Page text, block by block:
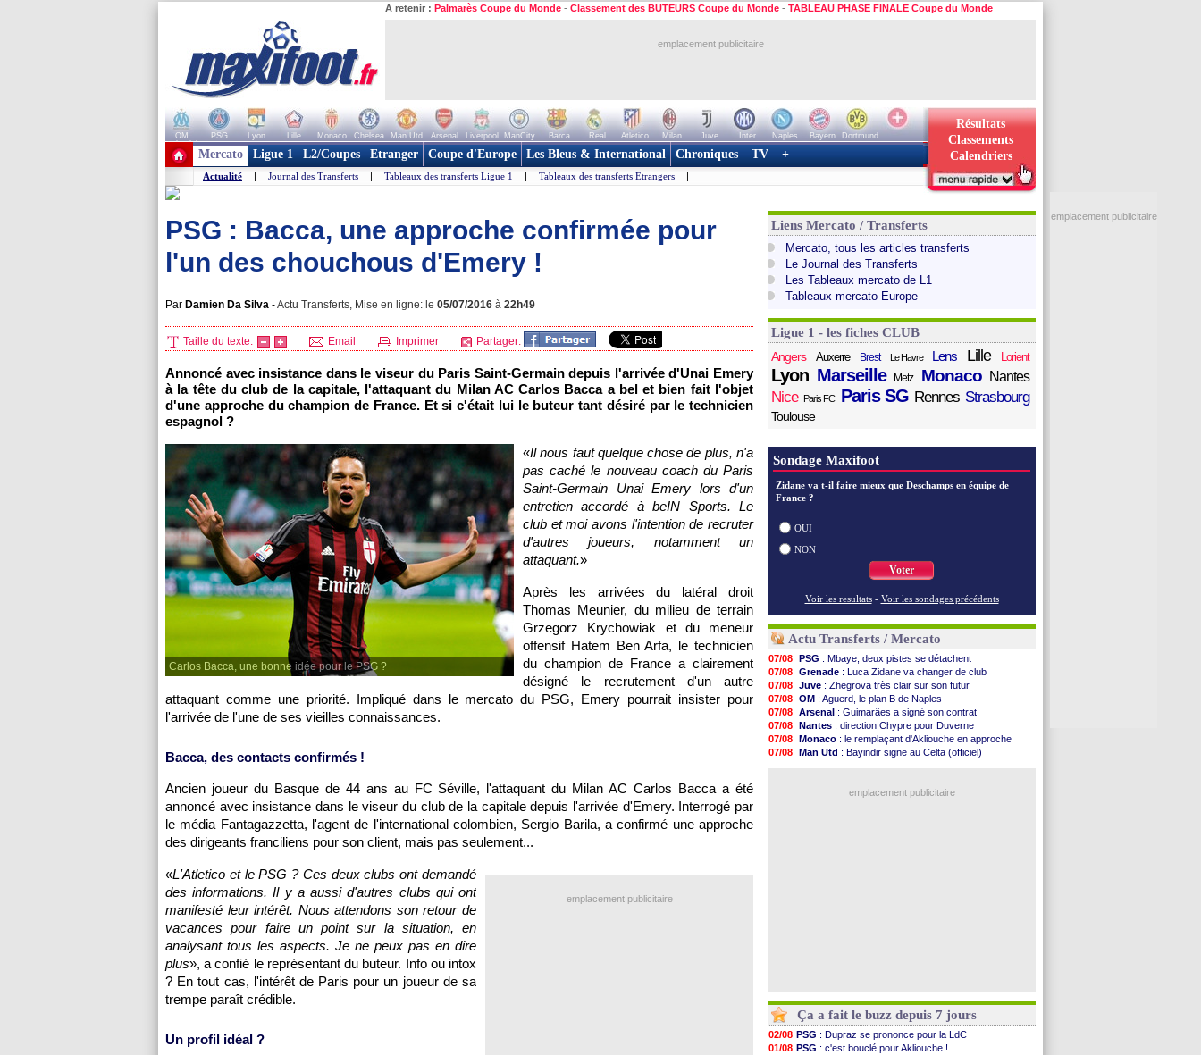
A retenir : Palmarès Coupe du Monde - Classement des BUTEURS Coupe du Monde - TABLEAU PHASE FINALE Coupe du Monde
emplacement publicitaire
OM PSG Lyon Lille Monaco Chelsea Man Utd Arsenal Liverpool ManCity Barca Real Atletico Milan Juve Inter Naples Bayern
Dortmund
+ de clubs
Résultats
Classements
Calendriers
Mercato Ligue 1 L2/Coupes Etranger Coupe d'Europe Les Bleus & International Chroniques TV +
Actualité | Journal des Transferts | Tableaux des transferts Ligue 1 | Tableaux des transferts Etrangers |
PSG : Bacca, une approche confirmée pour
l'un des chouchous d'Emery !
Par Damien Da Silva -Actu Transferts, Mise en ligne: le 05/07/2016 à 22h49
Taille du texte: Email Imprimer Partager:
Annoncé avec insistance dans le viseur du Paris Saint-Germain depuis l'arrivée d'Unai Emery
à la tête du club de la capitale, l'attaquant du Milan AC Carlos Bacca a bel et bien fait l'objet
d'une approche du champion de France. Et si c'était lui le buteur tant désiré par le technicien
espagnol ?
Carlos Bacca, une bonne idée pour le PSG ?
«Il nous faut quelque chose de plus, n'a
pas caché le nouveau coach du Paris
Saint-Germain Unai Emery lors d'un
entretien accordé à beIN Sports. Le
club et moi avons l'intention de recruter
d'autres joueurs, notamment un
attaquant.»
Après les arrivées du latéral droit
Thomas Meunier, du milieu de terrain
Grzegorz Krychowiak et du meneur
offensif Hatem Ben Arfa, le technicien
du champion de France a clairement
désigné le recrutement d'un autre
attaquant comme une priorité. Impliqué dans le mercato du PSG, Emery pourrait insister pour
l'arrivée de l'une de ses vieilles connaissances.
Bacca, des contacts confirmés !
Ancien joueur du Basque de 44 ans au FC Séville, l'attaquant du Milan AC Carlos Bacca a été
annoncé avec insistance dans le viseur du club de la capitale depuis l'arrivée d'Emery. Interrogé par
le média Fantagazzetta, l'agent de l'international colombien, Sergio Barila, a confirmé une approche
des dirigeants franciliens pour son client, mais pas seulement...
emplacement publicitaire
«L'Atletico et le PSG ? Ces deux clubs ont demandé
des informations. Il y a aussi d'autres clubs qui ont
manifesté leur intérêt. Nous attendons son retour de
vacances pour faire un point sur la situation, en
analysant tous les aspects. Je ne peux pas en dire
plus», a confié le représentant du buteur. Info ou intox
? En tout cas, l'intérêt de Paris pour un joueur de sa
trempe paraît crédible.
Un profil idéal ?
Liens Mercato / Transferts
Mercato, tous les articles transferts
Le Journal des Transferts
Les Tableaux mercato de L1
Tableaux mercato Europe
Ligue 1 - les fiches CLUB
Angers
Auxerre Brest Le Havre Lens Lille Lorient
Lyon Marseille Metz Monaco Nantes
Nice Paris FC Paris SG Rennes Strasbourg
Toulouse
Sondage Maxifoot
Zidane va t-il faire mieux que Deschamps en équipe de
France ?
OUI
NON
Voter
Voir les resultats - Voir les sondages précédents
Actu Transferts / Mercato
07/08 PSG : Mbaye, deux pistes se détachent
07/08 Grenade : Luca Zidane va changer de club
07/08 Juve : Zhegrova très clair sur son futur
07/08 OM : Aguerd, le plan B de Naples
07/08 Arsenal : Guimarães a signé son contrat
07/08 Nantes : direction Chypre pour Duverne
07/08 Monaco : le remplaçant d'Akliouche en approche
07/08 Man Utd : Bayindir signe au Celta (officiel)
: Lucas Perri a été approché
emplacement publicitaire
Ça a fait le buzz depuis 7 jours
02/08 PSG : Dupraz se prononce pour la LdC
01/08 PSG : c'est bouclé pour Akliouche !
emplacement publicitaire